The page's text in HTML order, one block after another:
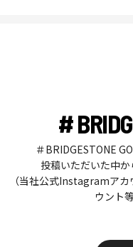
#
＃BRIDGESTONE
投稿いただいた中か
（当社公式Instagramア
ウント